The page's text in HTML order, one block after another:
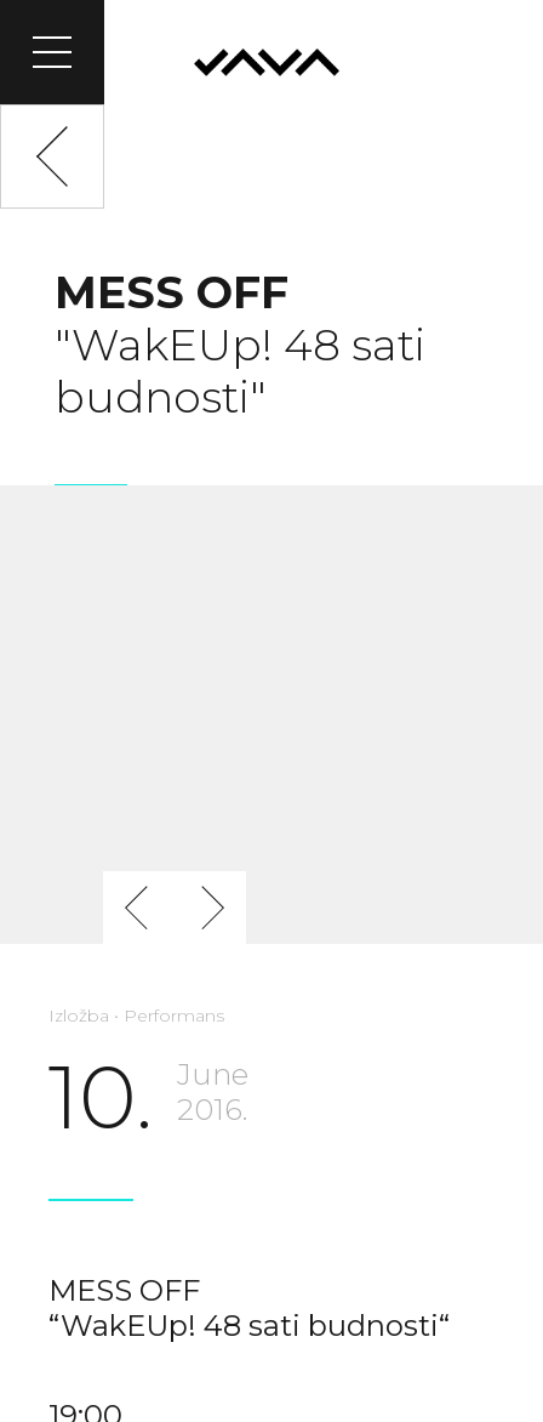
MESS OFF
"WakEUp! 48 sati
budnosti"
Previous Next
Izložba • Performans
10.
June
2016.
MESS OFF
“WakEUp! 48 sati budnosti“